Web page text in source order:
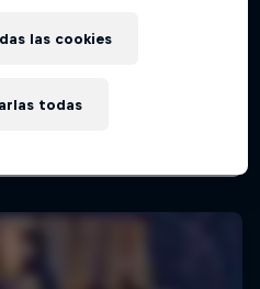
todas
las cookies